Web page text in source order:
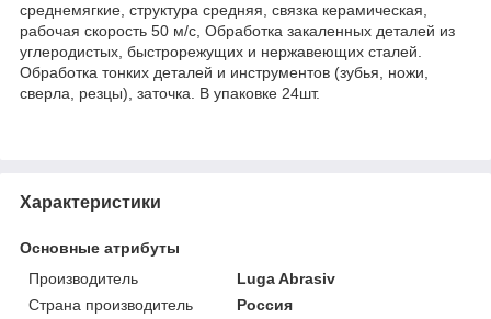
среднемягкие, структура средняя, связка керамическая,
рабочая скорость 50 м/с, Обработка закаленных деталей из
углеродистых, быстрорежущих и нержавеющих сталей.
Обработка тонких деталей и инструментов (зубья, ножи,
сверла, резцы), заточка. В упаковке 24шт.
Характеристики
Основные атрибуты
Производитель
Luga Abrasiv
Страна производитель
Россия